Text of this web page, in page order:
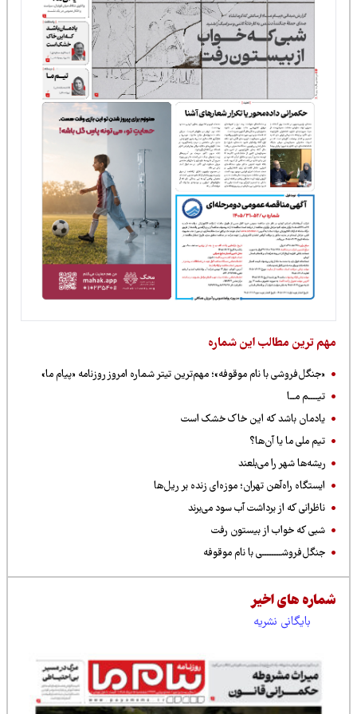
مهم ترین مطالب این شماره
«جنگل‌فروشی با نام موقوفه»؛ مهم‌ترین تیتر شماره امروز روزنامه «پیام ما»
تیــــم مــا
یادمان باشد که این خاک خشک است
تیم‌ ملی ما یا آن‌ها؟
ریشه‌ها شهر را می‌بلعند
ایستگاه راه‌آهن تهران؛ موزه‌ای زنده بر ریل‌ها
ناظرانی که از برداشت آب سود می‌برند
شبی که خواب از بیستون رفت
جنگل‌فروشــــــــی با نام موقوفه
شماره های اخیر
بایگانی نشریه